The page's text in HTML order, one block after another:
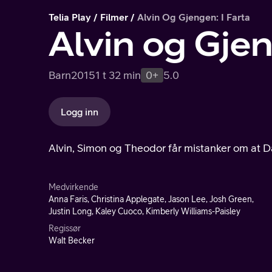
Telia Play Filmer Alvin Og Gjengen: I Farta
Alvin og
Barn20151 t 32 min 0+ 5.0
Logg inn
Alvin, Simon og Theodor får mistanker om at
Medvirkende
Anna Faris, Christina Applegate, Jason Lee, Josh Green,
Justin Long, Kaley Cuoco, Kimberly Williams-Paisley
Regissør
Walt Becker